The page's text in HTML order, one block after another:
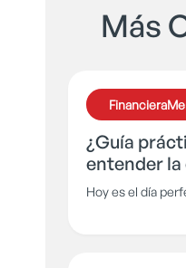
Más
¿Guía
entender
renta?
Hoy es el día